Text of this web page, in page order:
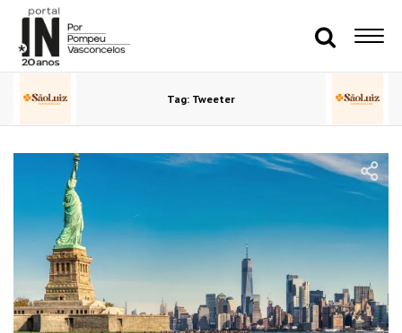
Tag: Tweeter